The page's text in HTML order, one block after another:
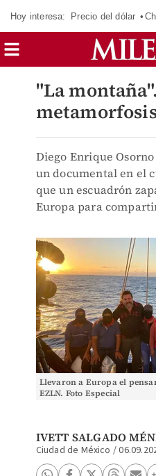
Hoy interesa: Precio del dólar
"La
Diego Enrique
un documental en el
que un escuadrón
Europa para
Llevaron a Europa el
EZLN. Foto Especial
IVETT SALGADO
Ciudad de México /